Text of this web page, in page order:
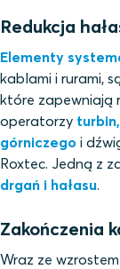
Redukcja
Elementy
kablami i rurami,
które zapewniają
operatorzy
górniczego i
Roxtec. Jedną z
drgań i hałasu.
Zakończenia
Wraz ze